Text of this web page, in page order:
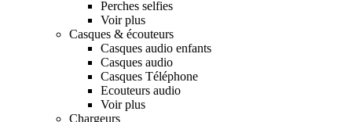
Perches selfies
Voir plus
Casques & écouteurs
Casques audio enfants
Casques audio
Casques Téléphone
Ecouteurs audio
Voir plus
Chargeurs